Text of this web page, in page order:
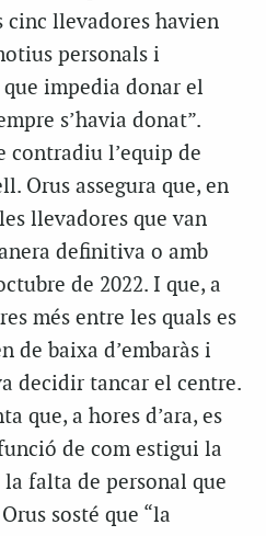
cinc llevadores havien
personals i
impedia donar el
s’havia donat”.
contradiu l’equip de
Orus assegura que, en
llevadores que van
definitiva o amb
de 2022. I que, a
més entre les quals es
de baixa d’embaràs i
decidir tancar el centre.
que, a hores d’ara, es
de com estigui la
falta de personal que
sosté que “la